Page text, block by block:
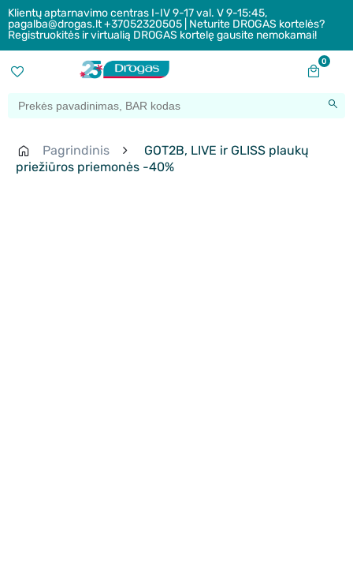
Klientų aptarnavimo centras I-IV 9-17 val. V 9-15:45,
pagalba@drogas.lt +37052320505 | Neturite DROGAS kortelės?
Registruokitės ir virtualią DROGAS kortelę gausite nemokamai!
0
Pagrindinis
GOT2B, LIVE ir GLISS plaukų
priežiūros priemonės -40%